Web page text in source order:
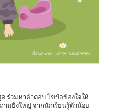
ร่วมหาคำตอบ ไขข้อข้องใจให้
ามยิ่งใหญ่ จากนักเรียนรู้ตัวน้อย